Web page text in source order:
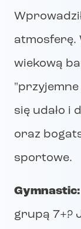
atmosferę.
wiekową
"przyjemne
się udało i
oraz
sportowe.
Gymnastic:
grupą 7+?